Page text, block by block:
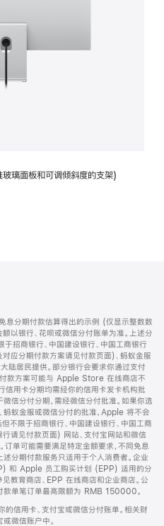
璃面板和可调倾斜度的支架)
息分期付款估算得出的示例 (仅显示整数数
以银行、花呗或微信分付账单为准。上述分
招商银行、中国建设银行、中国工商银行
应分期付款方案请见付款页面)、蚂蚁金服
陆居民提供。部分银行会要求你通过支付
款方案可能与 Apple Store 在线商店不
信用卡分期均需经你的信用卡发卡机构批
微信分付分期，需经微信分付批准。如果你选
蚁金服或微信分付的批准，Apple 将不会
不限于招商银行、中国建设银行、中国工商
请见付款页面) 网站、支付宝网站和微信
订单可能需要满足特定金额要求，不同免息
分期付款服务只适用于个人消费者。企业
和 Apple 员工购买计划 (EPP) 适用的分
教育商店、EPP 在线商店和企业商店。公
款单笔订单最高限额为 RMB 150000。
信用卡、支付宝或微信分付账单。相关财
微信账户中。